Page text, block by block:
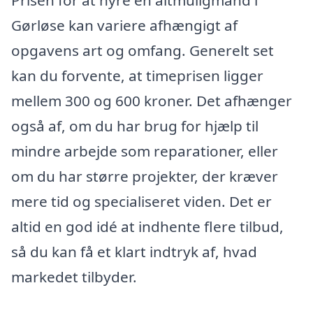
Gørløse kan variere afhængigt af
opgavens art og omfang. Generelt set
kan du forvente, at timeprisen ligger
mellem 300 og 600 kroner. Det afhænger
også af, om du har brug for hjælp til
mindre arbejde som reparationer, eller
om du har større projekter, der kræver
mere tid og specialiseret viden. Det er
altid en god idé at indhente flere tilbud,
så du kan få et klart indtryk af, hvad
markedet tilbyder.